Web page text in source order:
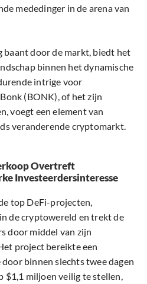
mededinger in de arena van
baant door de markt, biedt het
binnen het dynamische
intrige voor
(BONK), of het zijn
voegt een element van
veranderende cryptomarkt.
Overtreft
Investeerdersinteresse
top DeFi-projecten,
de cryptowereld en trekt de
door middel van zijn
project bereikte een
binnen slechts twee dagen
$1,1 miljoen veilig te stellen,